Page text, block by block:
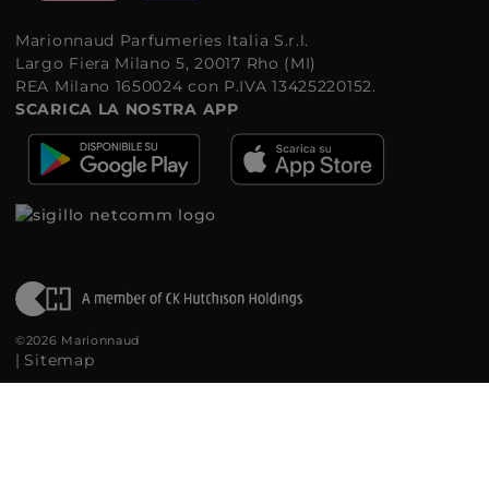
Marionnaud Parfumeries Italia S.r.l.
Largo Fiera Milano 5, 20017 Rho (MI)
REA Milano 1650024 con P.IVA 13425220152.
SCARICA LA NOSTRA APP
©2026 Marionnaud
| Sitemap